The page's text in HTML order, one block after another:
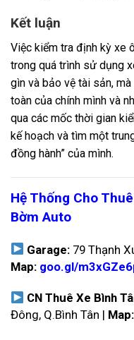
Kết luận
Việc kiểm tra định kỳ xe
trong quá trình sử dụng
gìn và bảo vệ tài sản,
toàn của chính mình và
qua các mốc thời gian
kế hoạch và tìm một
đồng hành” của mình.
Hệ Thống Cho
Bờm Auto
Garage: 79 Thạnh
Map: goo.gl/
CN Thuê Xe Bình
Đông, Q.Bình Tân | Map: